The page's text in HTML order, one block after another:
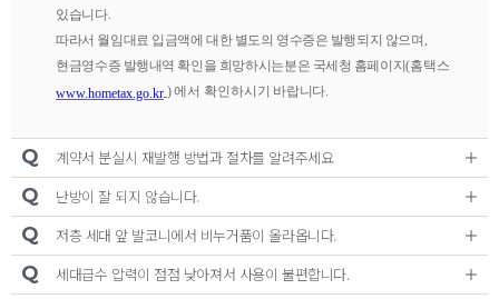
있습니다.
따라서 월임대료 입금액에 대한 별도의 영수증은 발행되지 않으며,
현금영수증 발행내역 확인을 희망하시는분은 국세청 홈페이지(홈택스
www.hometax.go.kr ) 에서 확인하시기 바랍니다.
Q 계약서 분실시 재발행 방법과 절차를 알려주세요
Q 난방이 잘 되지 않습니다.
Q 저층 세대 앞 발코니에서 비누거품이 올라옵니다.
Q 세대급수 압력이 점점 낮아져서 사용이 불편합니다.